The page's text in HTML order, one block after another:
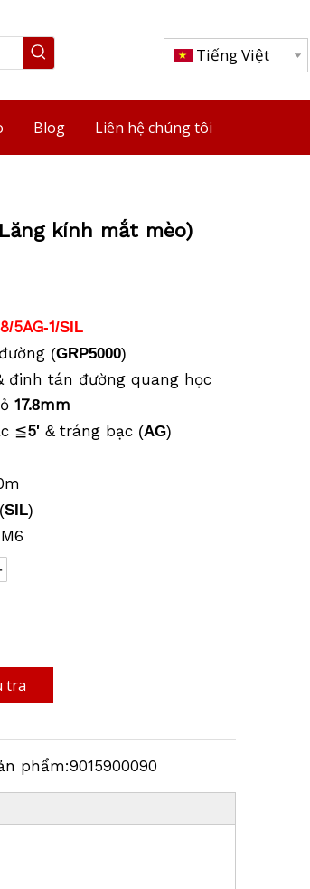
Tiếng Việt
Blog Liên hệ chúng tôi
kính mắt mèo)
/5AG-1/SIL
(GRP5000)
đinh tán đường quang học
17.8mm
≦5' & tráng bạc (AG)
SIL)
tra
phẩm:9015900090